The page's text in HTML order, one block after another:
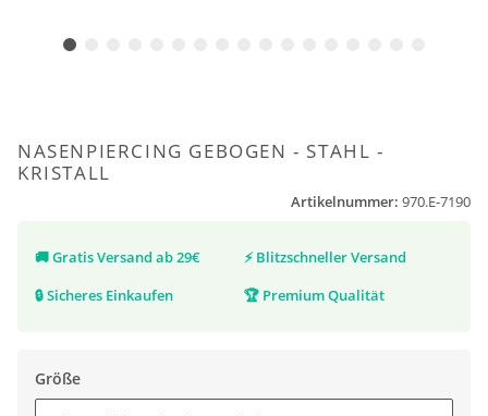
NASENPIERCING GEBOGEN - STAHL -
KRISTALL
Artikelnummer: 970.E-7190
🚚Gratis Versand ab 29€ ⚡ Blitzschneller Versand
🔒Sicheres Einkaufen 🏆 Premium Qualität
Größe